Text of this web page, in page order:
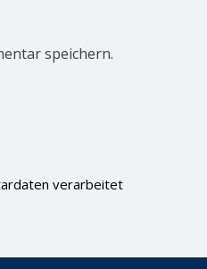
speichern.
verarbeitet